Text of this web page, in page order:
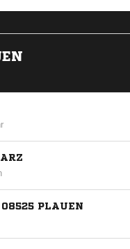
PLAUEN